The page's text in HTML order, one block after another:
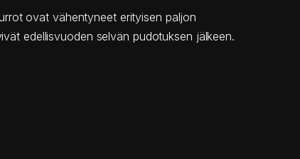
ovat vähentyneet erityisen paljon
edellisvuoden selvän pudotuksen jälkeen.